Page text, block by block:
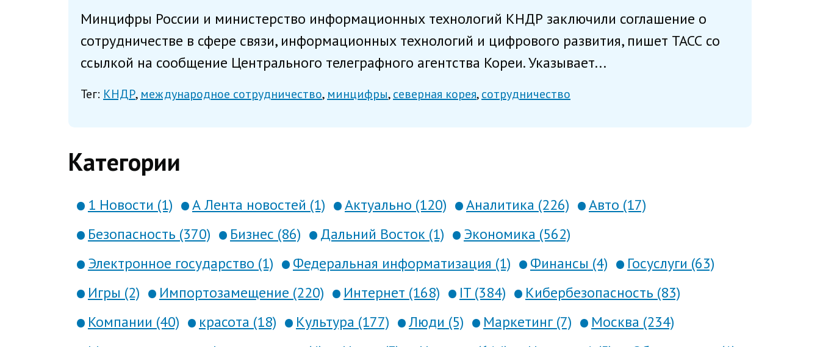
Минцифры России и министерство информационных технологий КНДР заключили соглашение о
сотрудничестве в сфере связи, информационных технологий и цифрового развития, пишет ТАСС со
ссылкой на сообщение Центрального телеграфного агентства Кореи. Указывает...
Тег: КНДР международное сотрудничество минцифры северная корея сотрудничество
Категории
1 Новости (1) А Лента новостей (1) Актуально (120) Аналитика (226)
Авто (17)
Безопасность (370)
Бизнес (86) Дальний Восток (1)
Экономика (562)
Электронное государство (1)
Федеральная информатизация (1) Финансы (4)
Госуслуги (63)
Игры (2)
Импортозамещение (220) Интернет (168) IT (384)
Кибербезопасность (83)
Компании (40)
красота (18) Культура (177) Люди (5) Маркетинг (7)
Москва (234)